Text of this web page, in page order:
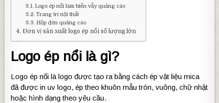
Logo ép nổi làm biển vẫy quảng cáo
Trang trí nội thất
Hộp đèn quảng cáo
Đơn vị sản xuất logo ép nổi số lượng lớn
Logo ép nổi là gì?
Logo ép nổi là logo được tạo ra bằng cách ép vật liệu mica
đã được in uv logo, ép theo khuôn mẫu tròn, vuông, chữ nhật
hoặc hình dạng theo yêu cầu.